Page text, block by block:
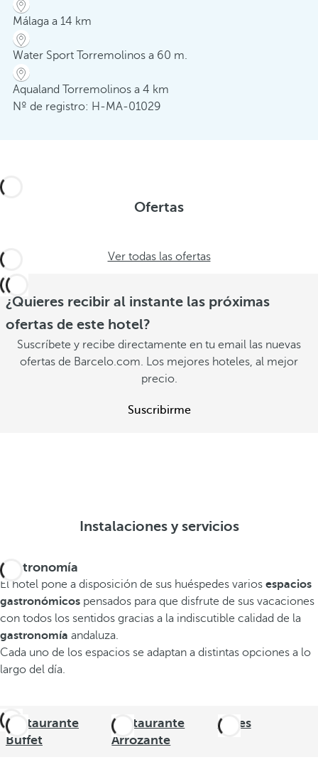
Málaga a 14 km
Water Sport Torremolinos a 60 m.
Aqualand Torremolinos a 4 km
Nº de registro: H-MA-01029
Ofertas
Ver todas las ofertas
¿Quieres recibir al instante las próximas
ofertas de este hotel?
Suscríbete y recibe directamente en tu email las nuevas
ofertas de Barcelo.com. Los mejores hoteles, al mejor
precio.
Suscribirme
Instalaciones y servicios
Gastronomía
El hotel pone a disposición de sus huéspedes varios espacios
gastronómicos pensados para que disfrute de sus vacaciones
con todos los sentidos gracias a la indiscutible calidad de la
gastronomía andaluza.
Cada uno de los espacios se adaptan a distintas opciones a lo
largo del día.
Restaurante
Buffet
Restaurante
Arrozante
Bares